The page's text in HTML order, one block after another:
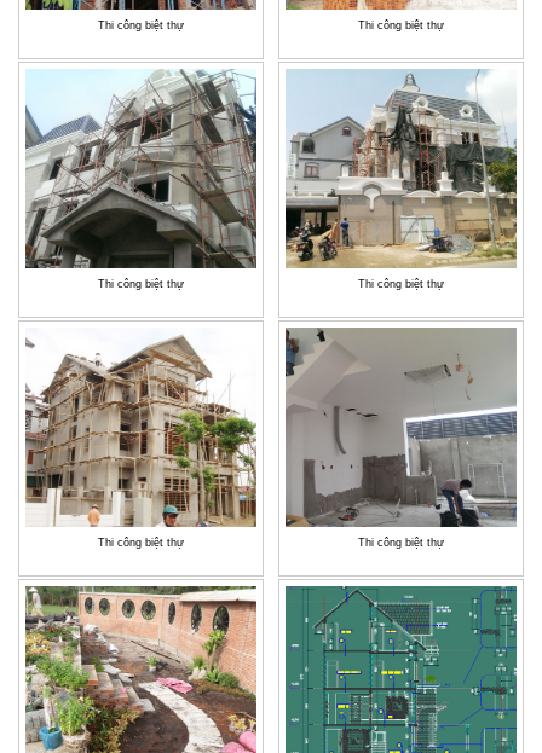
Thi công biệt thự
Thi công biệt thự
Thi công biệt thự
Thi công biệt thự
Thi công biệt thự
Thi công biệt thự